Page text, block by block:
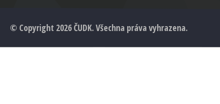
© Copyright 2026 ČUDK. Všechna práva vyhrazena.